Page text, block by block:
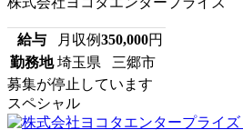
給与 月収例350,000円
勤務地 埼玉県 三郷市
募集が停止しています
スペシャル